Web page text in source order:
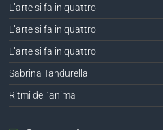
L’arte si fa in quattro
L’arte si fa in quattro
L’arte si fa in quattro
Sabrina Tandurella
Ritmi dell’anima